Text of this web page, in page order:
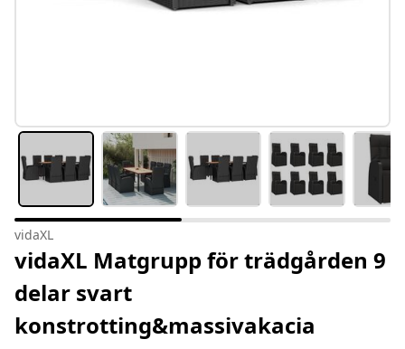
vidaXL
vidaXL Matgrupp för trädgården 9
delar svart
konstrotting&massivakacia